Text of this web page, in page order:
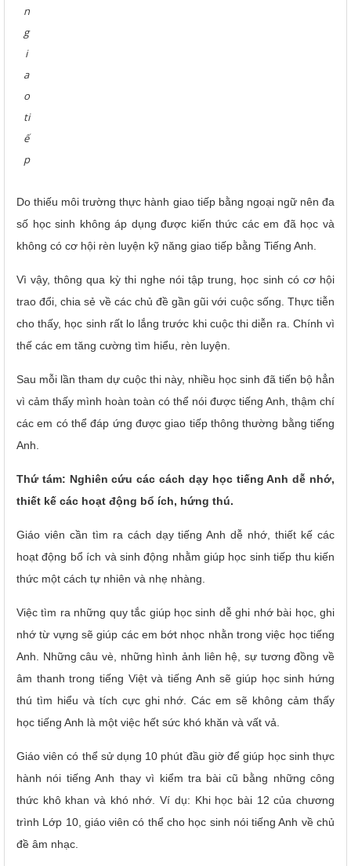
n
g
i
a
o
ti
ế
p
Do thiếu môi trường thực hành giao tiếp bằng ngoại ngữ nên đa
số học sinh không áp dụng được kiến thức các em đã học và
không có cơ hội rèn luyện kỹ năng giao tiếp bằng Tiếng Anh.
Vì vậy, thông qua kỳ thi nghe nói tập trung, học sinh có cơ hội
trao đổi, chia sẻ về các chủ đề gần gũi với cuộc sống. Thực tiễn
cho thấy, học sinh rất lo lắng trước khi cuộc thi diễn ra. Chính vì
thế các em tăng cường tìm hiểu, rèn luyện.
Sau mỗi lần tham dự cuộc thi này, nhiều học sinh đã tiến bộ hẳn
vì cảm thấy mình hoàn toàn có thể nói được tiếng Anh, thậm chí
các em có thể đáp ứng được giao tiếp thông thường bằng tiếng
Anh.
Thứ tám: Nghiên cứu các cách dạy học tiếng Anh dễ nhớ,
thiết kế các hoạt động bổ ích, hứng thú.
Giáo viên cần tìm ra cách dạy tiếng Anh dễ nhớ, thiết kế các
hoạt động bổ ích và sinh động nhằm giúp học sinh tiếp thu kiến
thức một cách tự nhiên và nhẹ nhàng.
Việc tìm ra những quy tắc giúp học sinh dễ ghi nhớ bài học, ghi
nhớ từ vựng sẽ giúp các em bớt nhọc nhằn trong việc học tiếng
Anh. Những câu vè, những hình ảnh liên hệ, sự tương đồng về
âm thanh trong tiếng Việt và tiếng Anh sẽ giúp học sinh hứng
thú tìm hiểu và tích cực ghi nhớ. Các em sẽ không cảm thấy
học tiếng Anh là một việc hết sức khó khăn và vất vả.
Giáo viên có thể sử dụng 10 phút đầu giờ để giúp học sinh thực
hành nói tiếng Anh thay vì kiểm tra bài cũ bằng những công
thức khô khan và khó nhớ. Ví dụ: Khi học bài 12 của chương
trình Lớp 10, giáo viên có thể cho học sinh nói tiếng Anh về chủ
đề âm nhạc.